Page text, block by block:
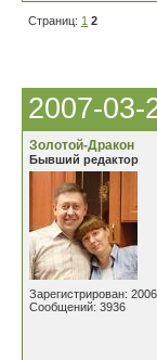
Страниц: 1 2
2007-03-
Золотой-Дракон
Бывший редактор
Зарегистрирован:
Сообщений: 3936